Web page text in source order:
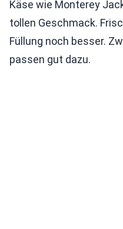
Käse wie Monterey
tollen Geschmack.
Füllung noch besser.
passen gut dazu.